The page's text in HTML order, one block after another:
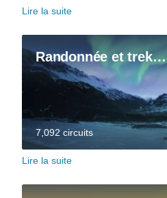
Lire la suite
Randonnée et trek…
7,092 circuits
Lire la suite